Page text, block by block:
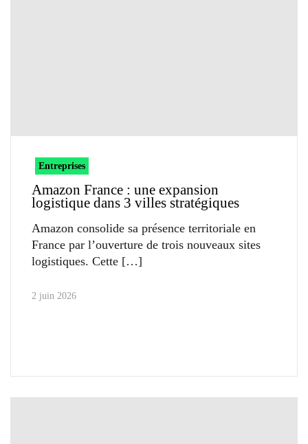
Entreprises
Amazon France : une expansion
logistique dans 3 villes stratégiques
Amazon consolide sa présence territoriale en
France par l’ouverture de trois nouveaux sites
logistiques. Cette
2 juin 2026